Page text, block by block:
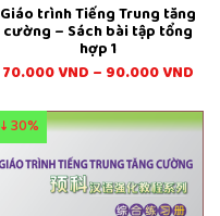
Giáo trình Tiếng Trung tăng
cường – Sách bài tập tổng
hợp 1
70.000VND – 90.000VND
↓ 30%